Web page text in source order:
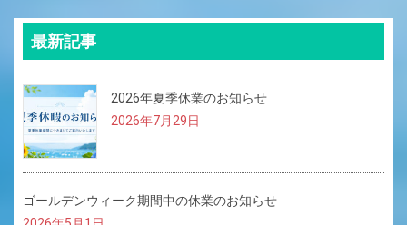
最新記事
2026年夏季休業のお知らせ
2026年7月29日
ゴールデンウィーク期間中の休業のお知らせ